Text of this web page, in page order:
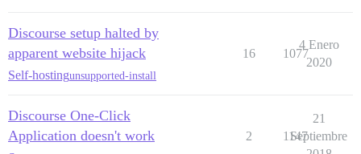
Discourse setup halted by
apparent website hijack
Self-hostingunsupported-install
16 1077
4 Enero
2020
Discourse One-Click
Application doesn't work
2 1147
21
Septiembre